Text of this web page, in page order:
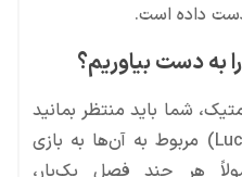
داده است.
به دست بیاوریم؟
شما باید منتظر بمانید
تا “گردونه شانس” (Lucky Draw) مربوط به آن‌ها به بازی
هر چند فصل یک‌بار،